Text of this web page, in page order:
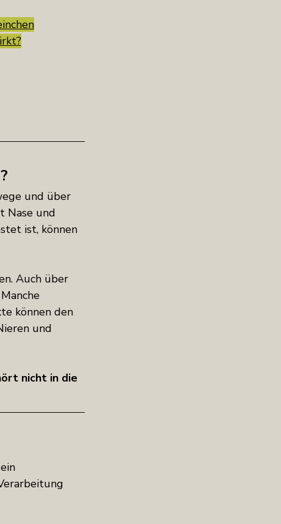
und über
Nase und
ist, können
Auch über
können den
und
nicht in die